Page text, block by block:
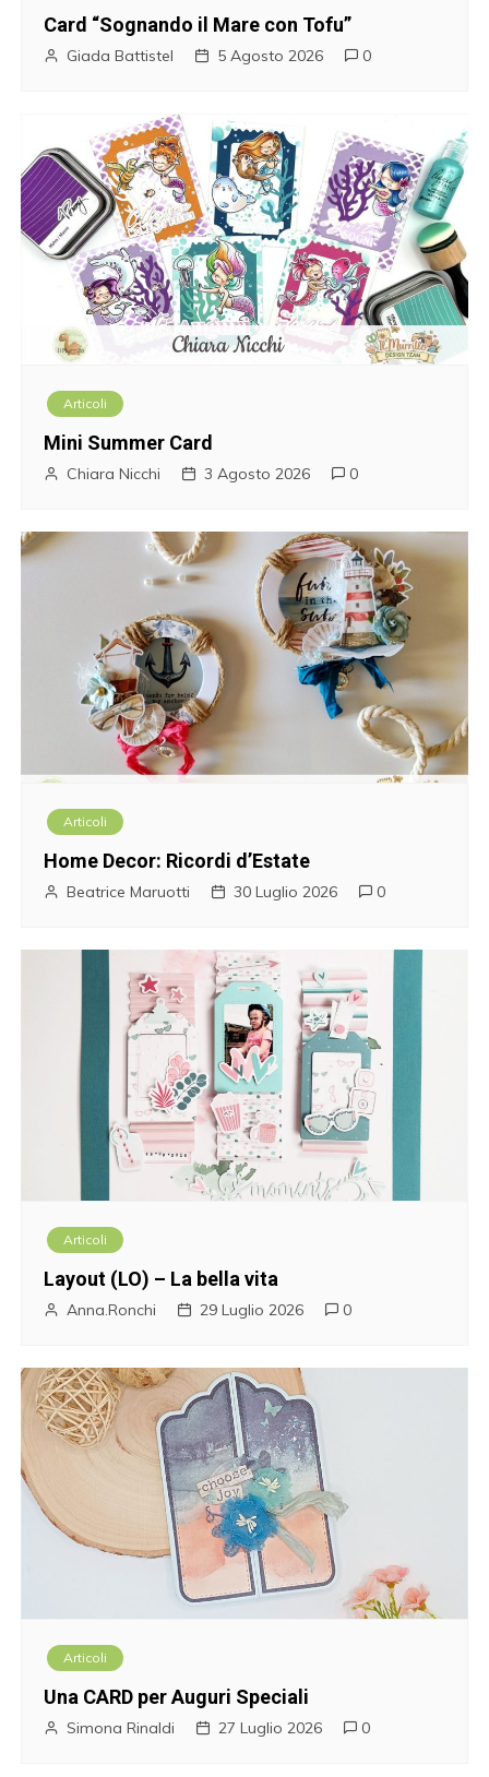
a
r
t
Card “Sognando il Mare con Tofu”
Giada Battistel 5 Agosto 2026 0
Articoli
Mini Summer Card
Chiara Nicchi 3 Agosto 2026 0
Articoli
Home Decor: Ricordi d’Estate
Beatrice Maruotti 30 Luglio 2026 0
Articoli
Layout (LO) – La bella vita
Anna.Ronchi 29 Luglio 2026 0
Articoli
Una CARD per Auguri Speciali
Simona Rinaldi 27 Luglio 2026 0